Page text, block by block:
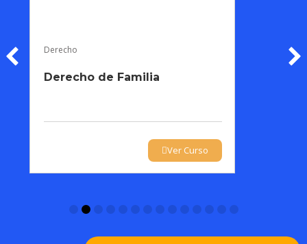
Derecho
Derecho de Familia
Ver Curso